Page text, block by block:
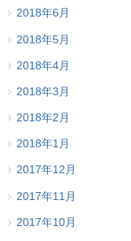
2018年6月
2018年5月
2018年4月
2018年3月
2018年2月
2018年1月
2017年12月
2017年11月
2017年10月